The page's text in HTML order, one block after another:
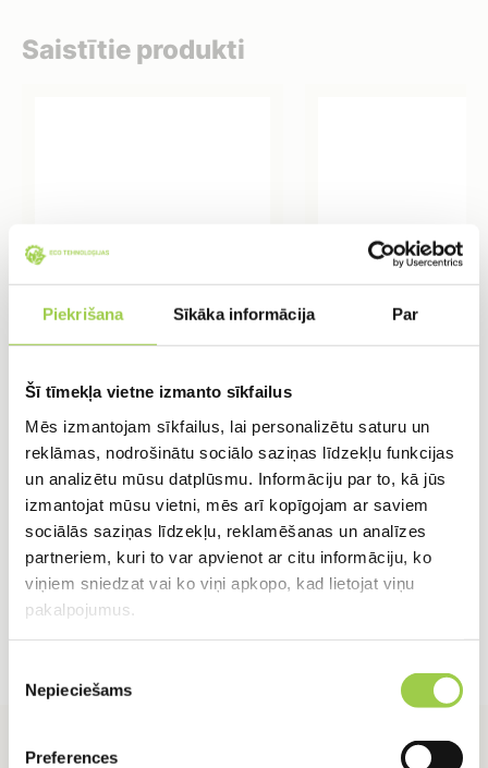
Piekrišana Sīkāka informācija Par
Šī tīmekļa vietne izmanto sīkfailus
Mēs izmantojam sīkfailus, lai personalizētu saturu un
reklāmas, nodrošinātu sociālo saziņas līdzekļu funkcijas
un analizētu mūsu datplūsmu. Informāciju par to, kā jūs
izmantojat mūsu vietni, mēs arī kopīgojam ar saviem
sociālās saziņas līdzekļu, reklamēšanas un analīzes
partneriem, kuri to var apvienot ar citu informāciju, ko
viņiem sniedzat vai ko viņi apkopo, kad lietojat viņu
pakalpojumus.
izvēle
Nepieciešams
Preferences
Saistītie produkti
loksne FL-300 Finnfoam
100x585x1235mm ar
pusspundi
8,36€
IELIKT GROZĀ
LASĪT VAIRĀK